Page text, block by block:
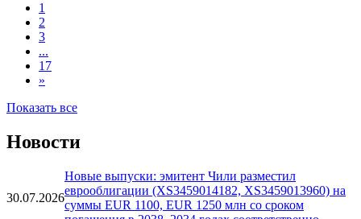
1
2
3
...
17
»
Показать все
Новости
30.07.2026
Новые выпуски: эмитент Чили разместил
еврооблигации (XS3459014182, XS3459013960) на
суммы EUR 1100, EUR 1250 млн со сроком